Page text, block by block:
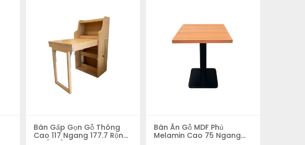
Bàn Gấp Gọn Gỗ Thông
Cao 117 Ngang 177.7 Rộng
Bàn Ăn Gỗ MDF Phủ
Melamin Cao 75 Ngang